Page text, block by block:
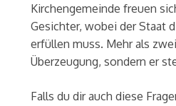
Kirchengemeinde freuen
Gesichter, wobei der Staat
erfüllen muss. Mehr als
Überzeugung, sondern er
Falls du dir auch diese